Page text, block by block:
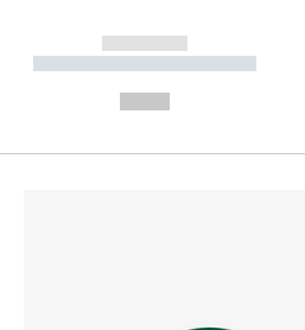
------------
----------- ----------- --------